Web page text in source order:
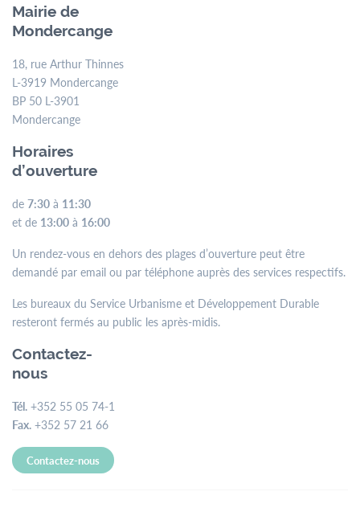
Mairie de
Mondercange
18, rue Arthur Thinnes
L-3919 Mondercange
BP 50 L-3901
Mondercange
Horaires
d’ouverture
de 7:30 à 11:30
et de 13:00 à 16:00
Un rendez-vous en dehors des plages d’ouverture peut être
demandé par email ou par téléphone auprès des services respectifs.
Les bureaux du Service Urbanisme et Développement Durable
resteront fermés au public les après-midis.
Contactez-
nous
Tél. +352 55 05 74-1
Fax. +352 57 21 66
Contactez-nous